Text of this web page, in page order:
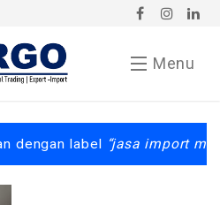
Menu
dengan label
jasa import